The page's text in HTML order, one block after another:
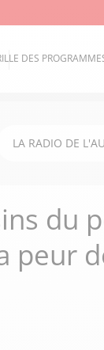
DES
LA RADIO DE
du
peur